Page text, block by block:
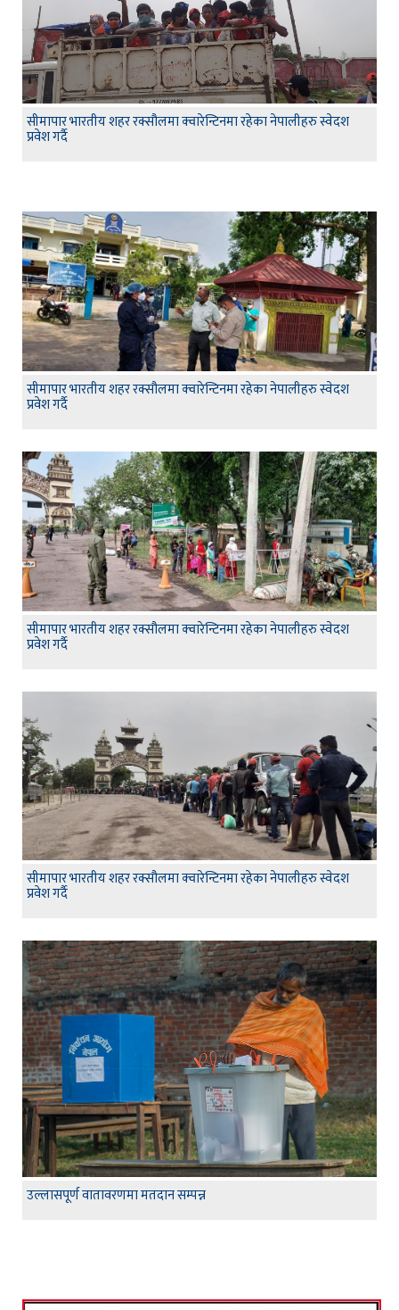
सीमापार भारतीय शहर रक्सौलमा क्वारेन्टिनमा रहेका नेपालीहरु स्वेदश
प्रवेश गर्दै
सीमापार भारतीय शहर रक्सौलमा क्वारेन्टिनमा रहेका नेपालीहरु स्वेदश
प्रवेश गर्दै
सीमापार भारतीय शहर रक्सौलमा क्वारेन्टिनमा रहेका नेपालीहरु स्वेदश
प्रवेश गर्दै
सीमापार भारतीय शहर रक्सौलमा क्वारेन्टिनमा रहेका नेपालीहरु स्वेदश
प्रवेश गर्दै
उल्लासपूर्ण वातावरणमा मतदान सम्पन्न